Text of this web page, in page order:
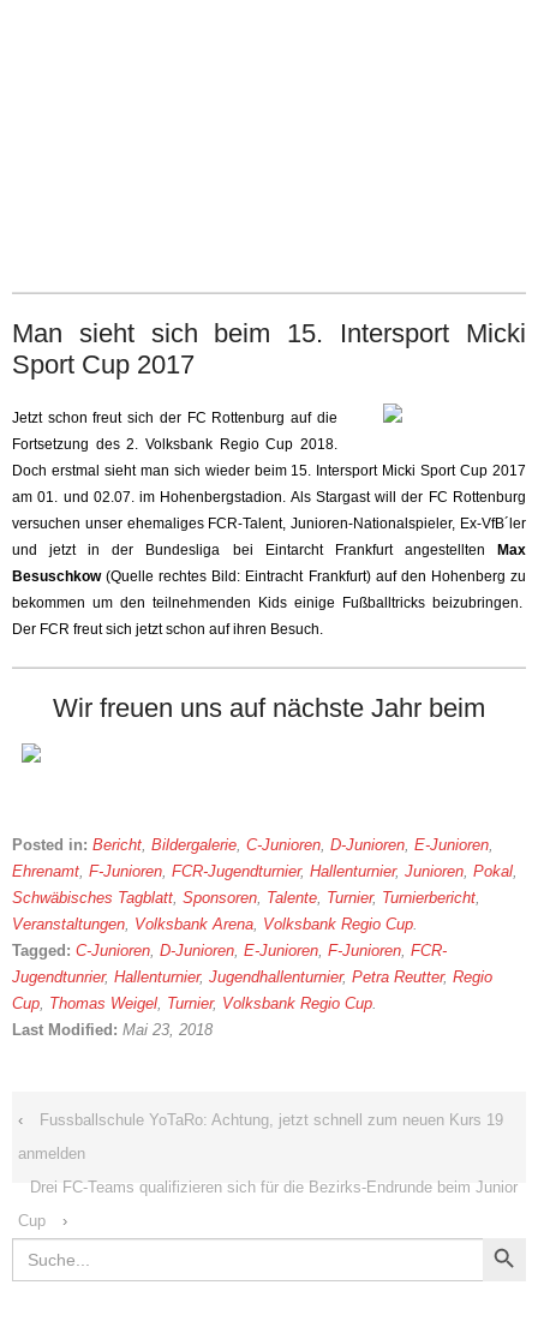
Man sieht sich beim 15. Intersport Micki
Sport Cup 2017
Jetzt schon freut sich der FC Rottenburg auf die
Fortsetzung des 2. Volksbank Regio Cup 2018.
Doch erstmal sieht man sich wieder beim 15. Intersport Micki Sport Cup 2017
am 01. und 02.07. im Hohenbergstadion. Als Stargast will der FC Rottenburg
versuchen unser ehemaliges FCR-Talent, Junioren-Nationalspieler, Ex-VfB´ler
und jetzt in der Bundesliga bei Eintarcht Frankfurt angestellten Max
Besuschkow(Quelle rechtes Bild: Eintracht Frankfurt) auf den Hohenberg zu
bekommen um den teilnehmenden Kids einige Fußballtricks beizubringen.
Der FCR freut sich jetzt schon auf ihren Besuch.
Wir freuen uns auf nächste Jahr beim
Posted in: Bericht Bildergalerie C-Junioren D-Junioren E-Junioren
Ehrenamt F-Junioren FCR-Jugendturnier, Hallenturnier, Junioren Pokal
Schwäbisches Tagblatt Sponsoren Talente Turnier, Turnierbericht
Veranstaltungen
Volksbank Arena Volksbank Regio Cup
Tagged: C-Junioren D-Junioren E-Junioren F-Junioren FCR-
Jugendtunrier, Hallenturnier, Jugendhallenturnier, Petra Reutter, Regio
Cup
Thomas Weigel Turnier, Volksbank Regio Cup
Last Modified: Mai 23, 2018
‹
Fussballschule YoTaRo: Achtung, jetzt schnell zum neuen Kurs 19
anmelden
Drei FC-Teams qualifizieren sich für die Bezirks-Endrunde beim Junior
Cup
›
Search
for:
Search Button